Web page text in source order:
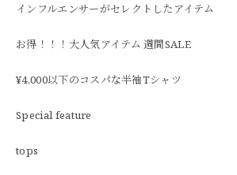
インフルエンサーがセレクトしたアイテム
お得！！！大人気アイテム 週間SALE
¥4,000以下のコスパな半袖Tシャツ
Special feature
tops